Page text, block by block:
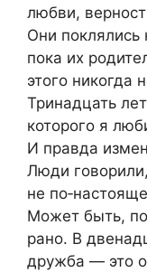
любви,
Они поклялись
пока их
этого никогда
Тринадцать
которого я
И правда
Люди
не
Может быть,
рано. В
дружба — это